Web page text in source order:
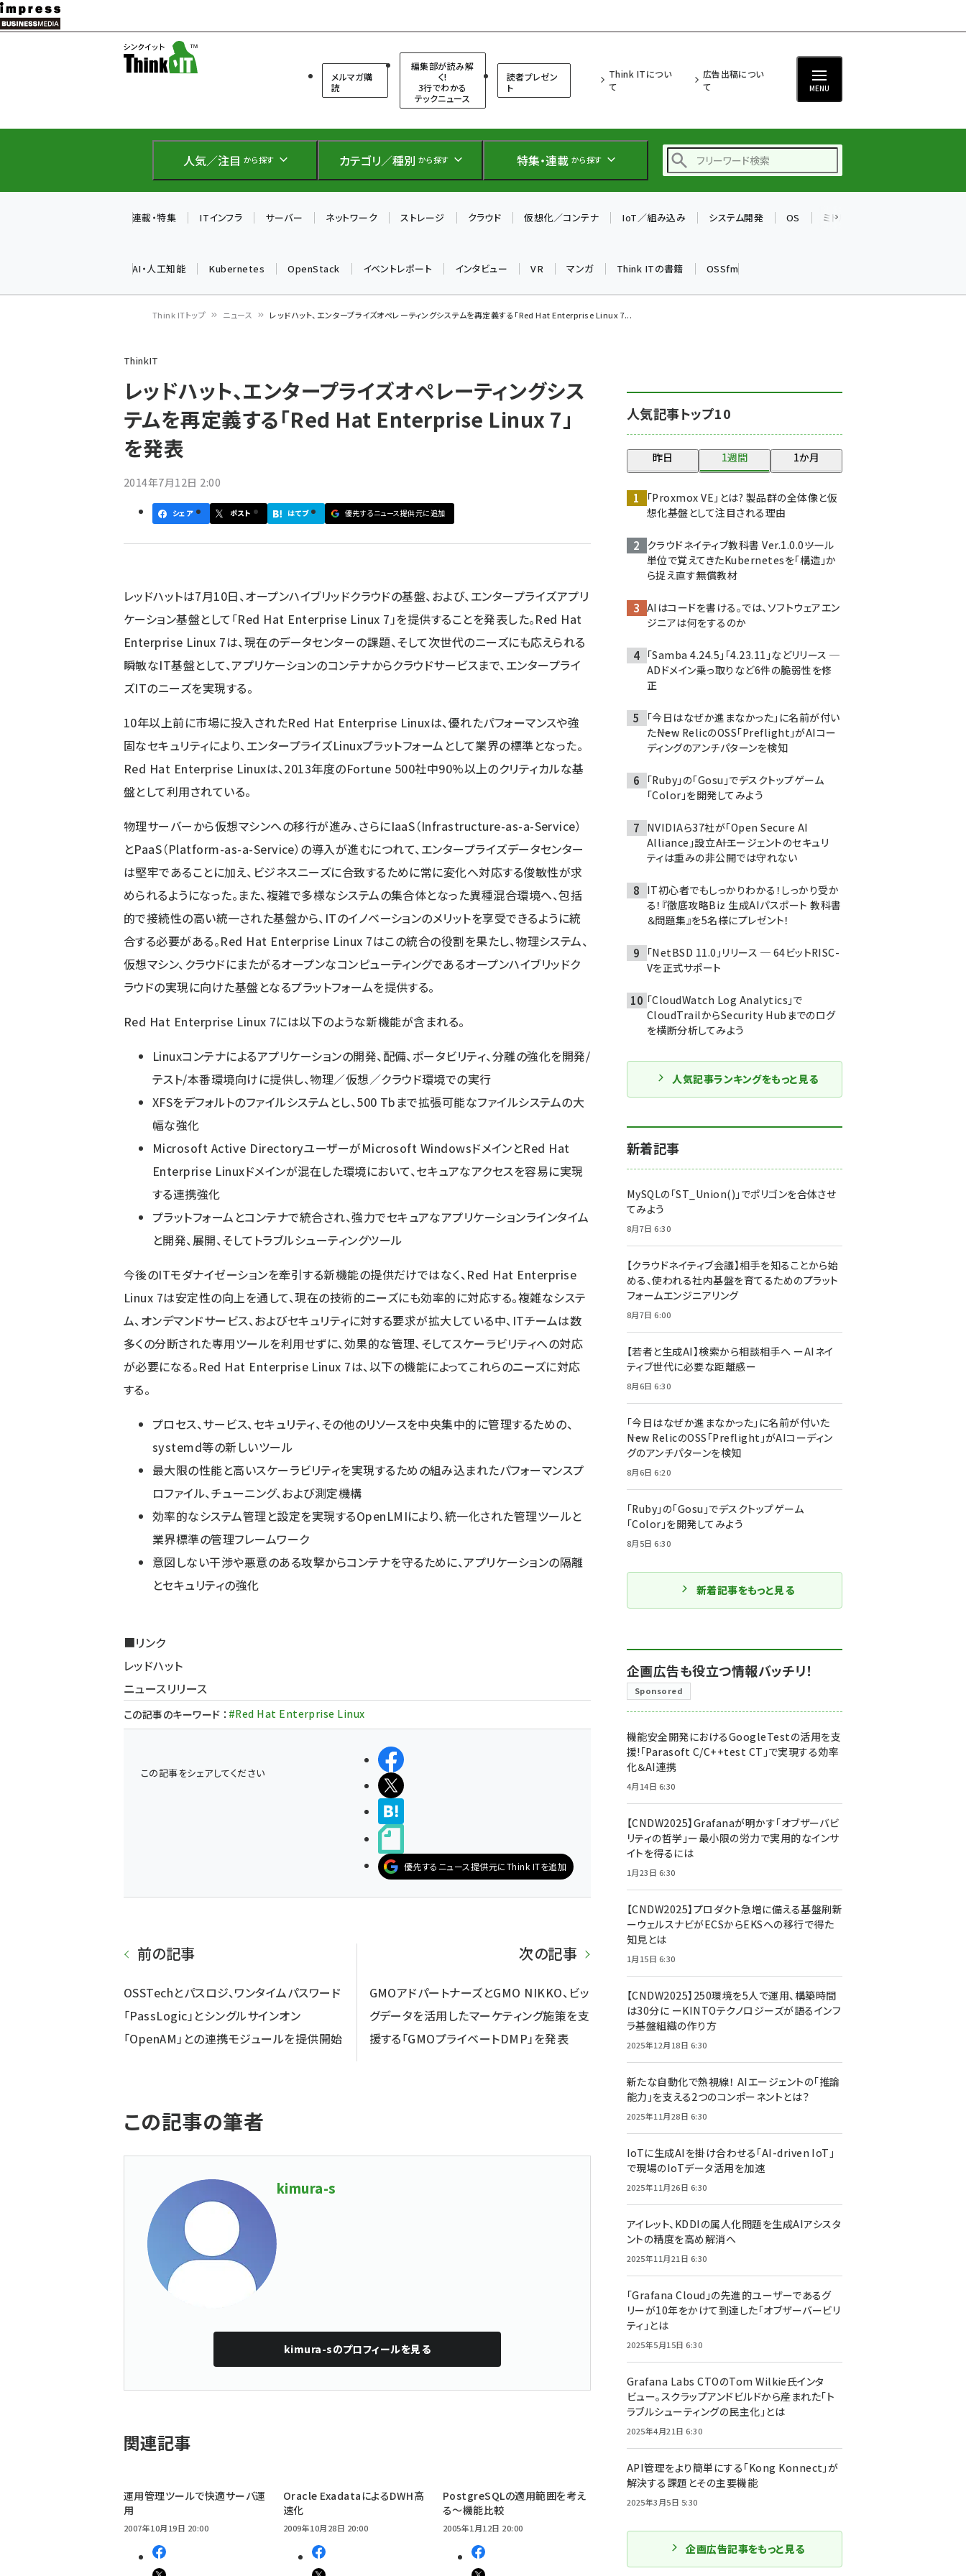
メ
イ
テ
に
メルマガ購
読
編集部が読み解
く!
3行でわかる
テックニュース
読者プレゼン
ト
Think ITについ
て
広告出稿につい
て
MENU
人気／注目 から探す カテゴリ／種別 から探す 特集・連載 から探す
仲間と築いた勝利の絆～
drupal (1955)
genai (1483)
abc123 (1358)
連載・特集 ITインフラ サーバー ネットワーク ストレージ クラウド 仮想化／コンテナ IoT／組み込み システム開発 OS ミドルウェア
AI・人工知能 Kubernetes OpenStack イベントレポート インタビュー VR マンガ Think ITの書籍 OSSfm
ン
く
ず
Think ITトップ ニュース レッドハット、エンタープライズオペレーティングシステムを再定義する「Red Hat Enterprise Linux 7...
ThinkIT
レッドハット、エンタープライズオペレーティングシス
テムを再定義する「Red Hat Enterprise Linux 7」
を発表
2014年7月12日 2:00
シェア ポスト はてブ 優先するニュース提供元に追加
レッドハットは7月10日、オープンハイブリッドクラウドの基盤、および、エンタープライズアプリ
ケーション基盤として「Red Hat Enterprise Linux 7」を提供することを発表した。Red Hat
Enterprise Linux 7は、現在のデータセンターの課題、そして次世代のニーズにも応えられる
瞬敏なIT基盤として、アプリケーションのコンテナからクラウドサービスまで、エンタープライ
ズITのニーズを実現する。
10年以上前に市場に投入されたRed Hat Enterprise Linuxは、優れたパフォーマンスや強
固なセキュリティにより、エンタープライズLinuxプラットフォームとして業界の標準となった。
Red Hat Enterprise Linuxは、2013年度のFortune 500社中90%以上のクリティカルな基
盤として利用されている。
物理サーバーから仮想マシンへの移行が進み、さらにIaaS（Infrastructure-as-a-Service）
とPaaS（Platform-as-a-Service）の導入が進むにつれて、エンタープライズデータセンター
は堅牢であることに加え、ビジネスニーズに合致するために常に変化へ対応する俊敏性が求
められるようになった。また、複雑で多様なシステムの集合体となった異種混合環境へ、包括
的で接続性の高い統一された基盤から、ITのイノベーションのメリットを享受できるように統
合する必要がある。Red Hat Enterprise Linux 7はこの統合の役割を果たし、物理システム、
仮想マシン、クラウドにまたがるオープンなコンピューティングであるオープンハイブリッドク
ラウドの実現に向けた基盤となるプラットフォームを提供する。
Red Hat Enterprise Linux 7には以下のような新機能が含まれる。
Linuxコンテナによるアプリケーションの開発、配備、ポータビリティ、分離の強化を開発/
テスト/本番環境向けに提供し、物理／仮想／クラウド環境での実行
XFSをデフォルトのファイルシステムとし、500 Tbまで拡張可能なファイルシステムの大
幅な強化
Microsoft Active DirectoryユーザーがMicrosoft WindowsドメインとRed Hat
Enterprise Linuxドメインが混在した環境において、セキュアなアクセスを容易に実現
する連携強化
プラットフォームとコンテナで統合され、強力でセキュアなアプリケーションラインタイム
と開発、展開、そしてトラブルシューティングツール
今後のITモダナイゼーションを牽引する新機能の提供だけではなく、Red Hat Enterprise
Linux 7は安定性の向上を通して、現在の技術的ニーズにも効率的に対応する。複雑なシステ
ム、オンデマンドサービス、およびセキュリティに対する要求が拡大している中、ITチームは数
多くの分断された専用ツールを利用せずに、効果的な管理、そしてスケーラビリティへの対応
が必要になる。Red Hat Enterprise Linux 7は、以下の機能によってこれらのニーズに対応
する。
プロセス、サービス、セキュリティ、その他のリソースを中央集中的に管理するための、
systemd等の新しいツール
最大限の性能と高いスケーラビリティを実現するための組み込まれたパフォーマンスプ
ロファイル、チューニング、および測定機構
効率的なシステム管理と設定を実現するOpenLMIにより、統一化された管理ツールと
業界標準の管理フレームワーク
意図しない干渉や悪意のある攻撃からコンテナを守るために、アプリケーションの隔離
とセキュリティの強化
■リンク
レッドハット
ニュースリリース
この記事のキーワード ： #Red Hat Enterprise Linux
この記事をシェアしてください
シェアする
ポストする
優先するニュース提供元にThink ITを追加
前の記事
OSSTechとパスロジ、ワンタイムパスワード
「PassLogic」とシングルサインオン
「OpenAM」との連携モジュールを提供開始
次の記事
GMOアドパートナーズとGMO NIKKO、ビッ
グデータを活用したマーケティング施策を支
援する「GMOプライベートDMP」を発表
この記事の筆者
kimura-s
kimura-sのプロフィールを見る
関連記事
運用管理ツールで快適サーバ運
用
2007年10月19日 20:00
Oracle ExadataによるDWH高
速化
2009年10月28日 20:00
PostgreSQLの適用範囲を考え
る〜機能比較
2005年1月12日 20:00
人気記事トップ10
昨日 1週間 1か月
「Proxmox VE」とは? 製品群の全体像と仮
想化基盤として注目される理由
クラウドネイティブ教科書 Ver.1.0.0――ツール
単位で覚えてきたKubernetesを「構造」か
ら捉え直す無償教材
AIはコードを書ける。では、ソフトウェアエン
ジニアは何をするのか
「Samba 4.24.5」「4.23.11」などリリース ─
ADドメイン乗っ取りなど6件の脆弱性を修
正
「今日はなぜか進まなかった」に名前が付い
た――New RelicのOSS「Preflight」がAIコー
ディングのアンチパターンを検知
「Ruby」の「Gosu」でデスクトップゲーム
「Color」を開発してみよう
NVIDIAら37社が「Open Secure AI
Alliance」設立――AIエージェントのセキュリ
ティは重みの非公開では守れない
IT初心者でもしっかりわかる！しっかり受か
る！『徹底攻略Biz 生成AIパスポート 教科書
＆問題集』を5名様にプレゼント！
「NetBSD 11.0」リリース ─ 64ビットRISC-
Vを正式サポート
「CloudWatch Log Analytics」で
CloudTrailからSecurity Hubまでのログ
を横断分析してみよう
人気記事ランキングをもっと見る
新着記事
MySQLの「ST_Union()」でポリゴンを合体させ
てみよう
8月7日 6:30
【クラウドネイティブ会議】相手を知ることから始
める、使われる社内基盤を育てるためのプラット
フォームエンジニアリング
8月7日 6:00
【若者と生成AI】検索から相談相手へ ーAIネイ
ティブ世代に必要な距離感ー
8月6日 6:30
「今日はなぜか進まなかった」に名前が付いた
――New RelicのOSS「Preflight」がAIコーディン
グのアンチパターンを検知
8月6日 6:20
「Ruby」の「Gosu」でデスクトップゲーム
「Color」を開発してみよう
8月5日 6:30
新着記事をもっと見る
企画広告も役立つ情報バッチリ！
Sponsored
機能安全開発におけるGoogleTestの活用を支
援!「Parasoft C/C++test CT」で実現する効率
化＆AI連携
4月14日 6:30
【CNDW2025】Grafanaが明かす「オブザーバビ
リティの哲学」ー最小限の労力で実用的なインサ
イトを得るには
1月23日 6:30
【CNDW2025】プロダクト急増に備える基盤刷新
ーウェルスナビがECSからEKSへの移行で得た
知見とは
1月15日 6:30
【CNDW2025】250環境を5人で運用、構築時間
は30分に ーKINTOテクノロジーズが語るインフ
ラ基盤組織の作り方
2025年12月18日 6:30
新たな自動化で熱視線！ AIエージェントの「推論
能力」を支える2つのコンポーネントとは？
2025年11月28日 6:30
IoTに生成AIを掛け合わせる「AI-driven IoT」
で現場のIoTデータ活用を加速
2025年11月26日 6:30
アイレット、KDDIの属人化問題を生成AIアシスタ
ントの精度を高め解消へ
2025年11月21日 6:30
「Grafana Cloud」の先進的ユーザーであるグ
リーが10年をかけて到達した「オブザーバービリ
ティ」とは
2025年5月15日 6:30
Grafana Labs CTOのTom Wilkie氏インタ
ビュー。スクラップアンドビルドから産まれた「ト
ラブルシューティングの民主化」とは
2025年4月21日 6:30
API管理をより簡単にする「Kong Konnect」が
解決する課題とその主要機能
2025年3月5日 5:30
企画広告記事をもっと見る